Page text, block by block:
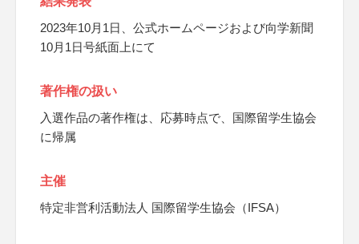
2023年10月1日、公式ホームページおよび向学新聞
10月1日号紙面上にて
著作権の扱い
入選作品の著作権は、応募時点で、国際留学生協会
に帰属
主催
特定非営利活動法人 国際留学生協会（IFSA）